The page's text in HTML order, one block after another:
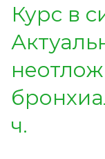
Курс в
ч.